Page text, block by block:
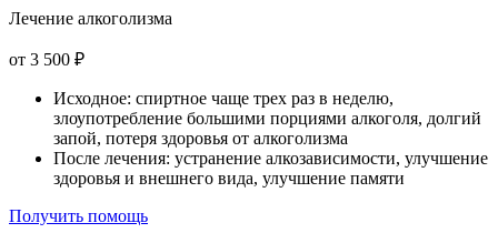
Лечение алкоголизма
от 3 500 ₽
Исходное: спиртное чаще трех раз в неделю,
злоупотребление большими порциями алкоголя, долгий
запой, потеря здоровья от алкоголизма
После лечения: устранение алкозависимости, улучшение
здоровья и внешнего вида, улучшение памяти
Получить помощь